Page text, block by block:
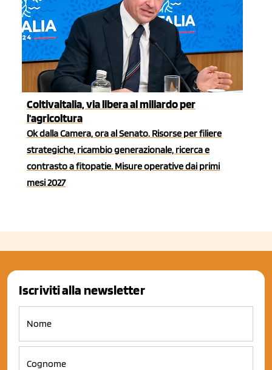
Coltivaitalia, via libera al miliardo per
l'agricoltura
Ok dalla Camera, ora al Senato. Risorse per filiere
strategiche, ricambio generazionale, ricerca e
contrasto a fitopatie. Misure operative dai primi
mesi 2027
Iscriviti alla newsletter